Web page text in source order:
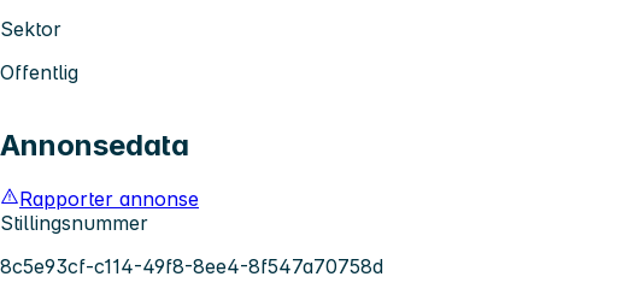
Sektor
Offentlig
Annonsedata
Rapporter annonse
Stillingsnummer
8c5e93cf-c114-49f8-8ee4-8f547a70758d